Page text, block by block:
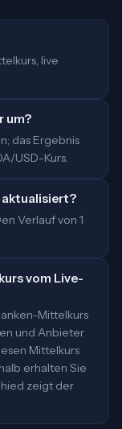
live
um?
das Ergebnis
USD-Kurs.
aktualisiert?
Verlauf von 1
vom Live-
Mittelkurs
und Anbieter
Mittelkurs
erhalten Sie
zeigt der